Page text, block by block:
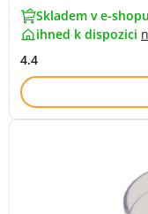
Skladem v e-shopu
ihned k dispozici
4.4